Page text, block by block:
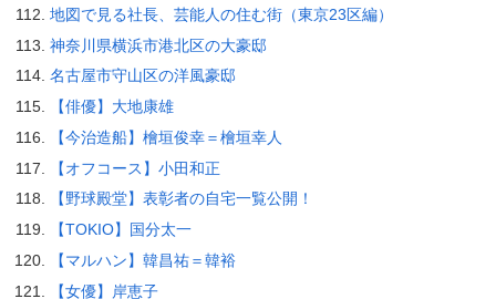
地図で見る社長、芸能人の住む街（東京23区編）
神奈川県横浜市港北区の大豪邸
名古屋市守山区の洋風豪邸
【俳優】大地康雄
【今治造船】檜垣俊幸＝檜垣幸人
【オフコース】小田和正
【野球殿堂】表彰者の自宅一覧公開！
【TOKIO】国分太一
【マルハン】韓昌祐＝韓裕
【女優】岸恵子